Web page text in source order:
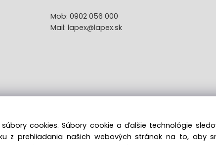
Mob: 0902 056 000
Mail: lapex@lapex.sk
od kúpnej zmluvy uzavretej na diaľku bez
cookies. Súbory cookie a ďalšie technológie
z prehliadania našich webových stránok na to, aby